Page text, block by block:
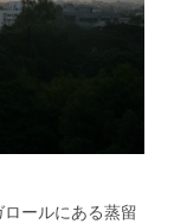
ールにある蒸留